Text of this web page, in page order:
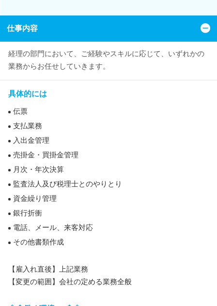
仕事内容
経理の部門において、ご経験やスキルに応じて、いずれかの
業務からお任せしていきます。
具体的には
伝票
支払業務
入出金管理
売掛金・買掛金管理
月次・年次決算
監査法人及び税理士とのやりとり
資金繰り管理
銀行折衝
電話、メール、来客対応
その他書類作成
【雇入れ直後】上記業務
【変更の範囲】会社の定める業務全般